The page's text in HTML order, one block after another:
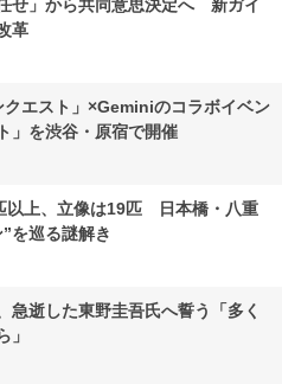
せ」から共同意思決定へ 新ガイ
革
エスト」×Geminiのコラボイベン
」を渋谷・原宿で開催
以上、立像は19匹 日本橋・八重
を巡る謎解き
急逝した東野圭吾氏へ誓う「多く
」